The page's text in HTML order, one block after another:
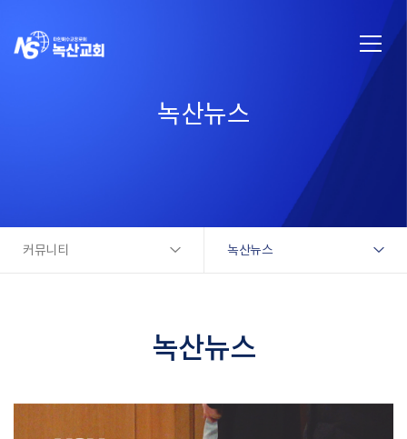
녹산뉴스
커뮤니티 녹산뉴스
녹산뉴스